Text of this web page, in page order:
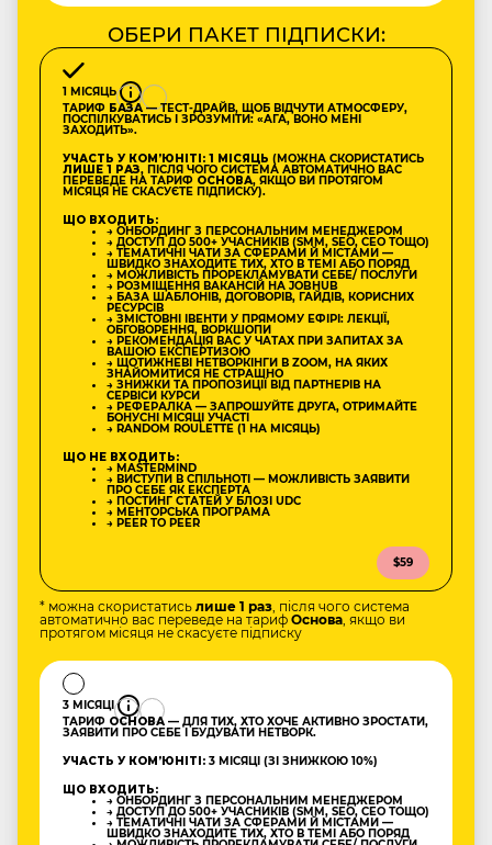
ОБЕРИ ПАКЕТ ПІДПИСКИ:
1 МІСЯЦЬ
ТАРИФ БАЗА— ТЕСТ-ДРАЙВ, ЩОБ ВІДЧУТИ АТМОСФЕРУ,
ПОСПІЛКУВАТИСЬ І ЗРОЗУМІТИ: «АГА, ВОНО МЕНІ
ЗАХОДИТЬ».
УЧАСТЬ У КОМʼЮНІТІ: 1 МІСЯЦЬ (МОЖНА СКОРИСТАТИСЬ
ЛИШЕ 1 РАЗ, ПІСЛЯ ЧОГО СИСТЕМА АВТОМАТИЧНО ВАС
ПЕРЕВЕДЕ НА ТАРИФ ОСНОВА, ЯКЩО ВИ ПРОТЯГОМ
МІСЯЦЯ НЕ СКАСУЄТЕ ПІДПИСКУ).
ЩО ВХОДИТЬ:
→ ОНБОРДИНГ З ПЕРСОНАЛЬНИМ МЕНЕДЖЕРОМ
→ ДОСТУП ДО 500+ УЧАСНИКІВ (SMM, SEO, CEO ТОЩО)
→ ТЕМАТИЧНІ ЧАТИ ЗА СФЕРАМИ Й МІСТАМИ —
ШВИДКО ЗНАХОДИТЕ ТИХ, ХТО В ТЕМІ АБО ПОРЯД
→ МОЖЛИВІСТЬ ПРОРЕКЛАМУВАТИ СЕБЕ/ ПОСЛУГИ
→ РОЗМІЩЕННЯ ВАКАНСІЙ НА JOBHUB
→ БАЗА ШАБЛОНІВ, ДОГОВОРІВ, ГАЙДІВ, КОРИСНИХ
РЕСУРСІВ
→ ЗМІСТОВНІ ІВЕНТИ У ПРЯМОМУ ЕФІРІ: ЛЕКЦІЇ,
ОБГОВОРЕННЯ, ВОРКШОПИ
→ РЕКОМЕНДАЦІЯ ВАС У ЧАТАХ ПРИ ЗАПИТАХ ЗА
ВАШОЮ ЕКСПЕРТИЗОЮ
→ ЩОТИЖНЕВІ НЕТВОРКІНГИ В ZOOM, НА ЯКИХ
ЗНАЙОМИТИСЯ НЕ СТРАШНО
→ ЗНИЖКИ ТА ПРОПОЗИЦІЇ ВІД ПАРТНЕРІВ НА
СЕРВІСИ КУРСИ
→ РЕФЕРАЛКА — ЗАПРОШУЙТЕ ДРУГА, ОТРИМАЙТЕ
БОНУСНІ МІСЯЦІ УЧАСТІ
→ RANDOM ROULETTE (1 НА МІСЯЦЬ)
ЩО НЕ ВХОДИТЬ:
→ MASTERMIND
→ ВИСТУПИ В СПІЛЬНОТІ — МОЖЛИВІСТЬ ЗАЯВИТИ
ПРО СЕБЕ ЯК ЕКСПЕРТА
→ ПОСТИНГ СТАТЕЙ У БЛОЗІ UDC
→ МЕНТОРСЬКА ПРОГРАМА
→ PEER TO PEER
$59
* можна скористатись лише 1 раз, після чого система
автоматично вас переведе на тариф Основа, якщо ви
протягом місяця не скасуєте підписку
3 МІСЯЦІ
ТАРИФ ОСНОВА — ДЛЯ ТИХ, ХТО ХОЧЕ АКТИВНО ЗРОСТАТИ,
ЗАЯВИТИ ПРО СЕБЕ І БУДУВАТИ НЕТВОРК.
УЧАСТЬ У КОМʼЮНІТІ: 3 МІСЯЦІ (ЗІ ЗНИЖКОЮ 10%)
ЩО ВХОДИТЬ:
→ ОНБОРДИНГ З ПЕРСОНАЛЬНИМ МЕНЕДЖЕРОМ
→ ДОСТУП ДО 500+ УЧАСНИКІВ (SMM, SEO, CEO ТОЩО)
→ ТЕМАТИЧНІ ЧАТИ ЗА СФЕРАМИ Й МІСТАМИ —
ШВИДКО ЗНАХОДИТЕ ТИХ, ХТО В ТЕМІ АБО ПОРЯД